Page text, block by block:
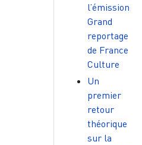
l’émission
Grand
reportage
de France
Culture
Un
premier
retour
théorique
sur la